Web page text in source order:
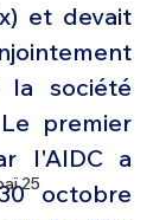
25
et devait
société
premier
l'AIDC a
octobre